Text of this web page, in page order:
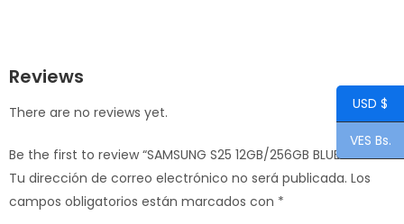
Reviews
There are no reviews yet.
Be the first to review “SAMSUNG S25 12GB/256GB BLUE”
Tu dirección de correo electrónico no será publicada. Los
campos obligatorios están marcados con *
USD $
VES Bs.